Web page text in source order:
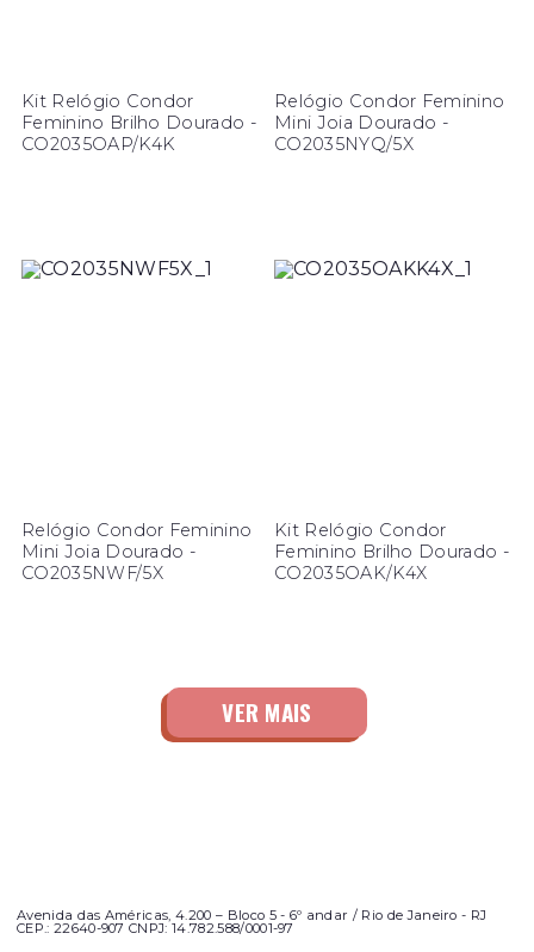
Kit Relógio Condor
Feminino Brilho Dourado -
CO2035OAP/K4K
Relógio Condor Feminino
Mini Joia Dourado -
CO2035NYQ/5X
Relógio Condor Feminino
Mini Joia Dourado -
CO2035NWF/5X
Kit Relógio Condor
Feminino Brilho Dourado -
CO2035OAK/K4X
Avenida das Américas, 4.200 – Bloco 5 - 6º andar / Rio de Janeiro - RJ
CEP.: 22640-907 CNPJ: 14.782.588/0001-97